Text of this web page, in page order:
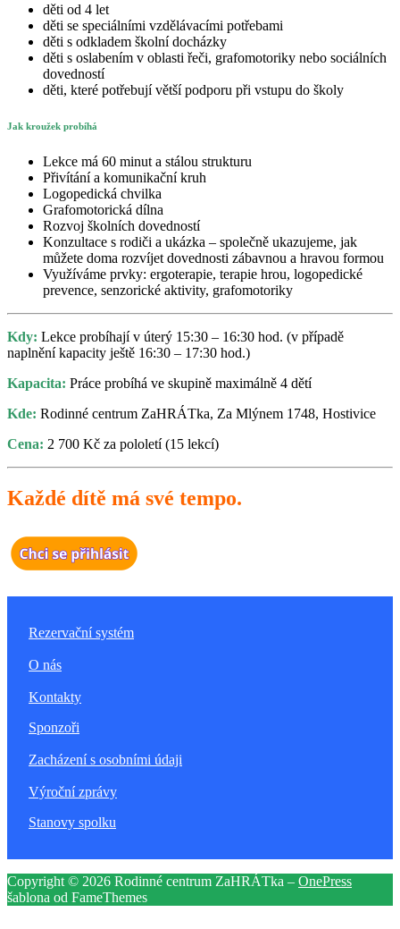
děti od 4 let
děti se speciálními vzdělávacími potřebami
děti s odkladem školní docházky
děti s oslabením v oblasti řeči, grafomotoriky nebo sociálních
dovedností
děti, které potřebují větší podporu při vstupu do školy
Jak kroužek probíhá
Lekce má 60 minut a stálou strukturu
Přivítání a komunikační kruh
Logopedická chvilka
Grafomotorická dílna
Rozvoj školních dovedností
Konzultace s rodiči a ukázka – společně ukazujeme, jak
můžete doma rozvíjet dovednosti zábavnou a hravou formou
Využíváme prvky: ergoterapie, terapie hrou, logopedické
prevence, senzorické aktivity, grafomotoriky
Kdy: Lekce probíhají v úterý 15:30 – 16:30 hod. (v případě
naplnění kapacity ještě 16:30 – 17:30 hod.)
Kapacita: Práce probíhá ve skupině maximálně 4 dětí
Kde: Rodinné centrum ZaHRÁTka, Za Mlýnem 1748, Hostivice
Cena: 2 700 Kč za pololetí (15 lekcí)
Každé dítě má své tempo.
Rezervační systém
O nás
Kontakty
Sponzoři
Zacházení s osobními údaji
Výroční zprávy
Stanovy spolku
Copyright © 2026 Rodinné centrum ZaHRÁTka – OnePress
šablona od FameThemes